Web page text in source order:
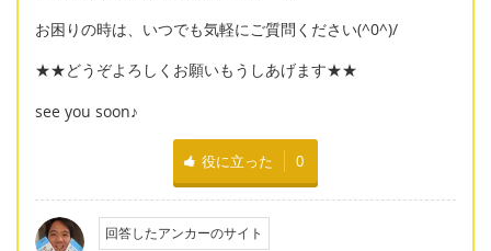
お困りの時は、いつでも気軽にご質問ください(^0^)/
★★どうぞよろしくお願いもうしあげます★★
see you soon♪
役に立った 0
回答したアンカーのサイト